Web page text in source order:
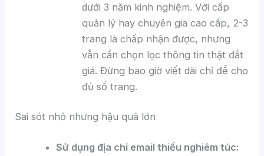
dưới 3 năm kinh nghiệm. Với cấp
quản lý hay chuyên gia cao cấp, 2-3
trang là chấp nhận được, nhưng
vẫn cần chọn lọc thông tin thật đắt
giá. Đừng bao giờ viết dài chỉ để cho
đủ số trang.
Sai sót nhỏ nhưng hậu quả lớn
Sử dụng địa chỉ email thiếu nghiêm túc: